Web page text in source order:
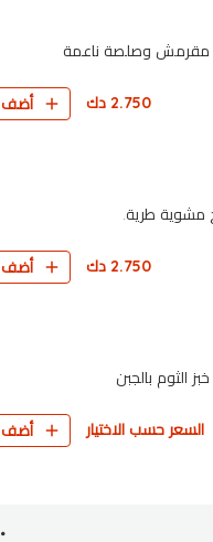
مقرمش وصلصة ناعمة
2.750 دك أضف
مشوية طرية.
2.750 دك أضف
الثوم بالجبن
السعر حسب الاختيار أضف